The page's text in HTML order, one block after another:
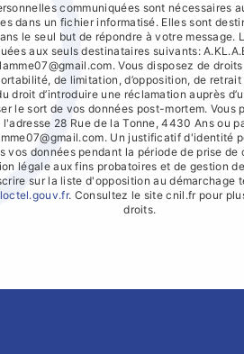
communiquées sont nécessaires
dans un fichier informatisé. Elles sont
le seul but de répondre à votre message.
aux seuls destinataires suivants:
Vous disposez de
de limitation, d’opposition, de
droit d’introduire une réclamation auprès
le sort de vos données post-mortem.
28 Rue de la Tonne, 4430 Ans ou
Un justificatif d'identité
vos données pendant la période de prise
légale aux fins probatoires et de gestion
sur la liste d'opposition au démarchage
. Consultez le site cnil.fr pour
droits.